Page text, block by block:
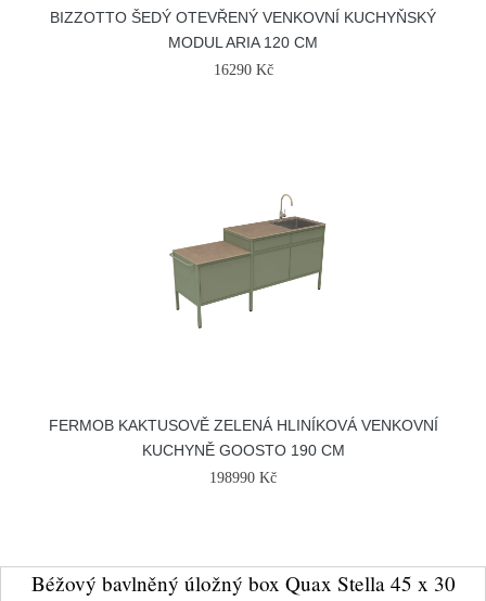
BIZZOTTO ŠEDÝ OTEVŘENÝ VENKOVNÍ KUCHYŇSKÝ
MODUL ARIA 120 CM
16290 Kč
FERMOB KAKTUSOVĚ ZELENÁ HLINÍKOVÁ VENKOVNÍ
KUCHYNĚ GOOSTO 190 CM
198990 Kč
Béžový bavlněný úložný box Quax Stella 45 x 30